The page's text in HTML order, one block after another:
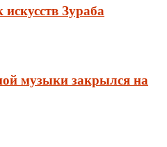
Зураба
музыки закрылся на